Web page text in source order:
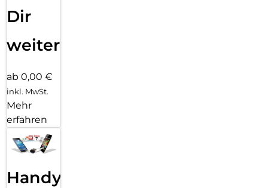
Dir
weiter
ab 0,00 €
inkl. MwSt.
Mehr
erfahren
Handy